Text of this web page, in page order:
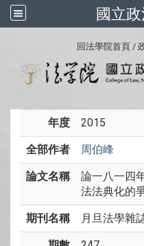
國立
回法學院首頁 /
年度 2015
全部作者 周伯峰
論文名稱
論一八一四
法法典化的
期刊名稱 月旦法學雜